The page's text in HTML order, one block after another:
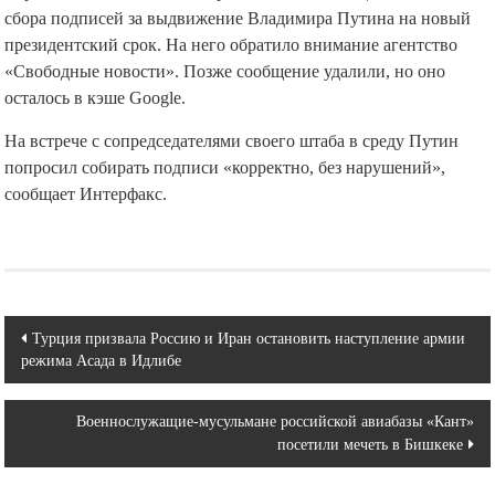
сбора подписей за выдвижение Владимира Путина на новый
президентский срок. На него обратило внимание агентство
«Свободные новости». Позже сообщение удалили, но оно
осталось в кэше Google.
На встрече с сопредседателями своего штаба в среду Путин
попросил собирать подписи «корректно, без нарушений»,
сообщает Интерфакс.
Навигация
по
записям
Турция призвала Россию и Иран остановить наступление армии
режима Асада в Идлибе
Военнослужащие-мусульмане российской авиабазы «Кант»
посетили мечеть в Бишкеке